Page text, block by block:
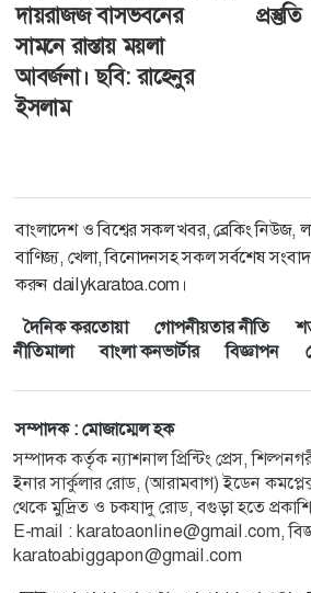
দায়রাজজ বাসভবনের
সামনে রাস্তায় ময়লা
আবর্জনা। ছবি: রাহেনুর
ইসলাম
প্রস্তুতি
বাংলাদেশ ও বিশ্বের সকল খবর, ব্রেকিং নিউজ,
বাণিজ্য, খেলা, বিনোদনসহ সকল সর্বশেষ
করুন dailykaratoa.com।
দৈনিক করতোয়া
গোপনীয়তার নীতি
নীতিমালা
বাংলা কনভার্টার বিজ্ঞাপন
সম্পাদক : মোজাম্মেল হক
সম্পাদক কর্তৃক ন্যাশনাল প্রিন্টিং প্রেস,
ইনার সার্কুলার রোড, (আরামবাগ) ইডেন
থেকে মুদ্রিত ও চকযাদু রোড, বগুড়া হতে
E-mail : karatoaonline@gmail.com,
karatoabiggapon@gmail.com